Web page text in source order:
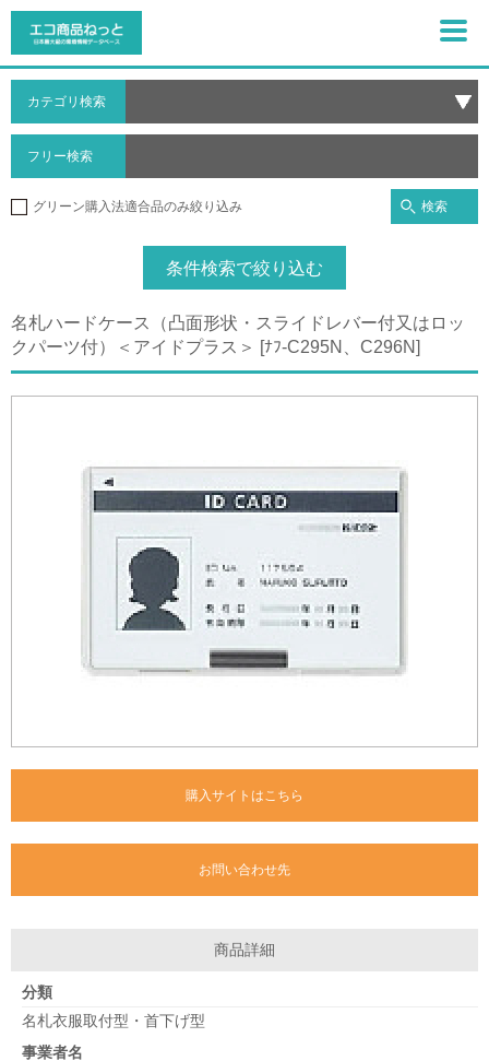
カテゴリ検索
フリー検索
グリーン購入法適合品のみ絞り込み 検索
条件検索で絞り込む
名札ハードケース（凸面形状・スライドレバー付又はロッ
クパーツ付）＜アイドプラス＞ [ﾅﾌ-C295N、C296N]
購入サイトはこちら
お問い合わせ先
商品詳細
分類
名札衣服取付型・首下げ型
事業者名